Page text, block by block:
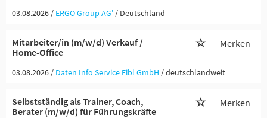
03.08.2026 / ERGO Group AG' / Deutschland
Mitarbeiter/in (m/w/d) Verkauf /
Home-Office
Merken
03.08.2026 / Daten Info Service Eibl GmbH / deutschlandweit
Selbstständig als Trainer, Coach,
Berater (m/w/d) für Führungskräfte
Merken